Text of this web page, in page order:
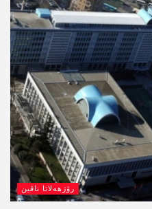
رۆژھەلاتا ناڤین